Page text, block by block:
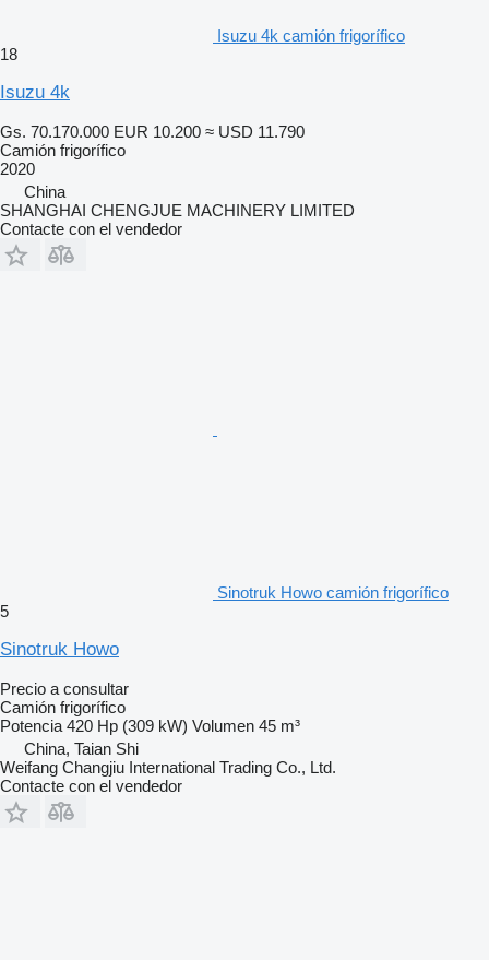
Isuzu 4k camión frigorífico
18
Isuzu 4k
Gs. 70.170.000 EUR 10.200 ≈ USD 11.790
Camión frigorífico
2020
China
SHANGHAI CHENGJUE MACHINERY LIMITED
Contacte con el vendedor
Sinotruk Howo camión frigorífico
5
Sinotruk Howo
Precio a consultar
Camión frigorífico
Potencia 420 Hp (309 kW) Volumen 45 m³
China, Taian Shi
Weifang Changjiu International Trading Co., Ltd.
Contacte con el vendedor